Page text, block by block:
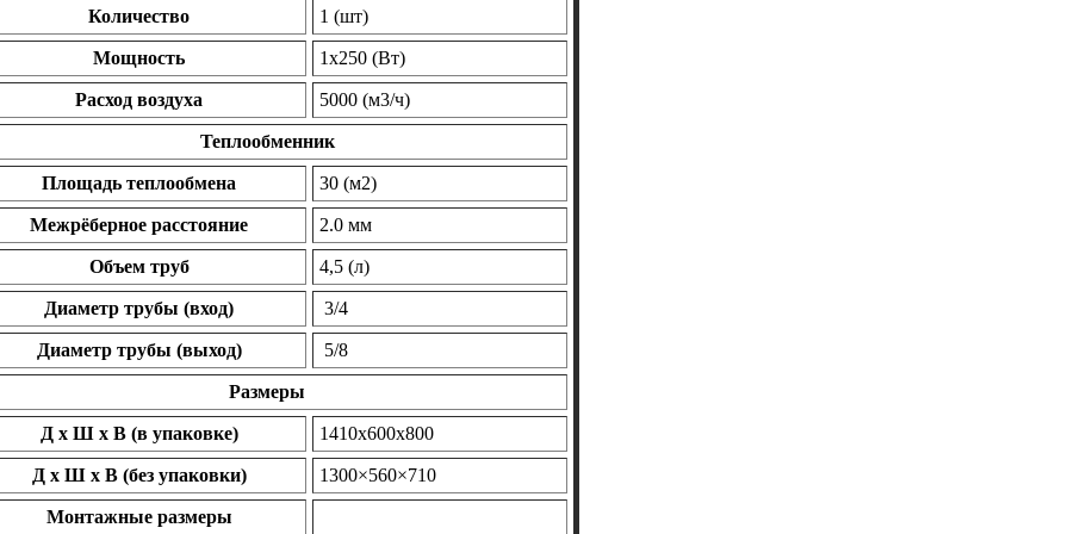
Количество 1 (шт)
Мощность 1х250 (Вт)
Расход воздуха 5000 (м3/ч)
Теплообменник
Площадь теплообмена 30 (м2)
Межрёберное расстояние 2.0 мм
Объем труб 4,5 (л)
Диаметр трубы (вход) 3/4
Диаметр трубы (выход) 5/8
Размеры
Д х Ш х В (в упаковке) 1410х600х800
Д х Ш х В (без упаковки) 1300×560×710
Монтажные размеры